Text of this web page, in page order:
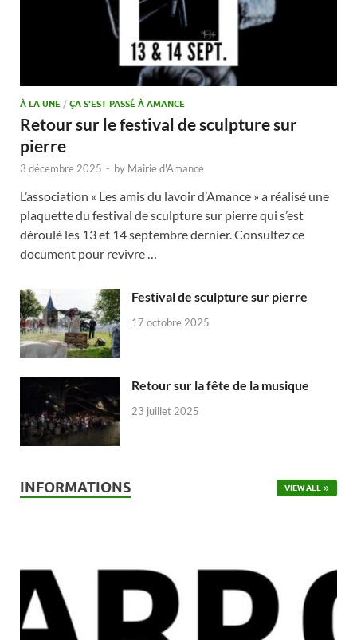
À LA UNE / ÇA S'EST PASSÉ À AMANCE
Retour sur le festival de sculpture sur
pierre
3 décembre 2025 - by Mairie d'Amance
L’association « Les amis du lavoir d’Amance » a réalisé une
plaquette du festival de sculpture sur pierre qui s’est
déroulé les 13 et 14 septembre dernier. Consultez ce
document pour revivre …
Festival de sculpture sur pierre
17 octobre 2025
Retour sur la fête de la musique
23 juillet 2025
INFORMATIONS VIEW ALL